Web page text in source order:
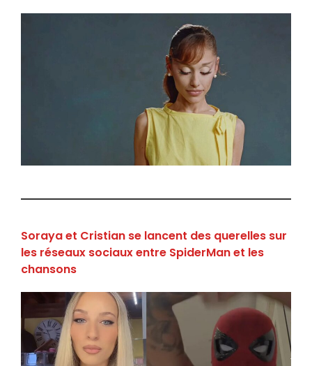
Soraya et Cristian se lancent des querelles sur
les réseaux sociaux entre SpiderMan et les
chansons